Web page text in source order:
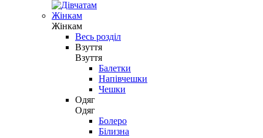
Жінкам
Жінкам
Весь розділ
Взуття
Взуття
Балетки
Напівчешки
Чешки
Одяг
Одяг
Болеро
Білизна